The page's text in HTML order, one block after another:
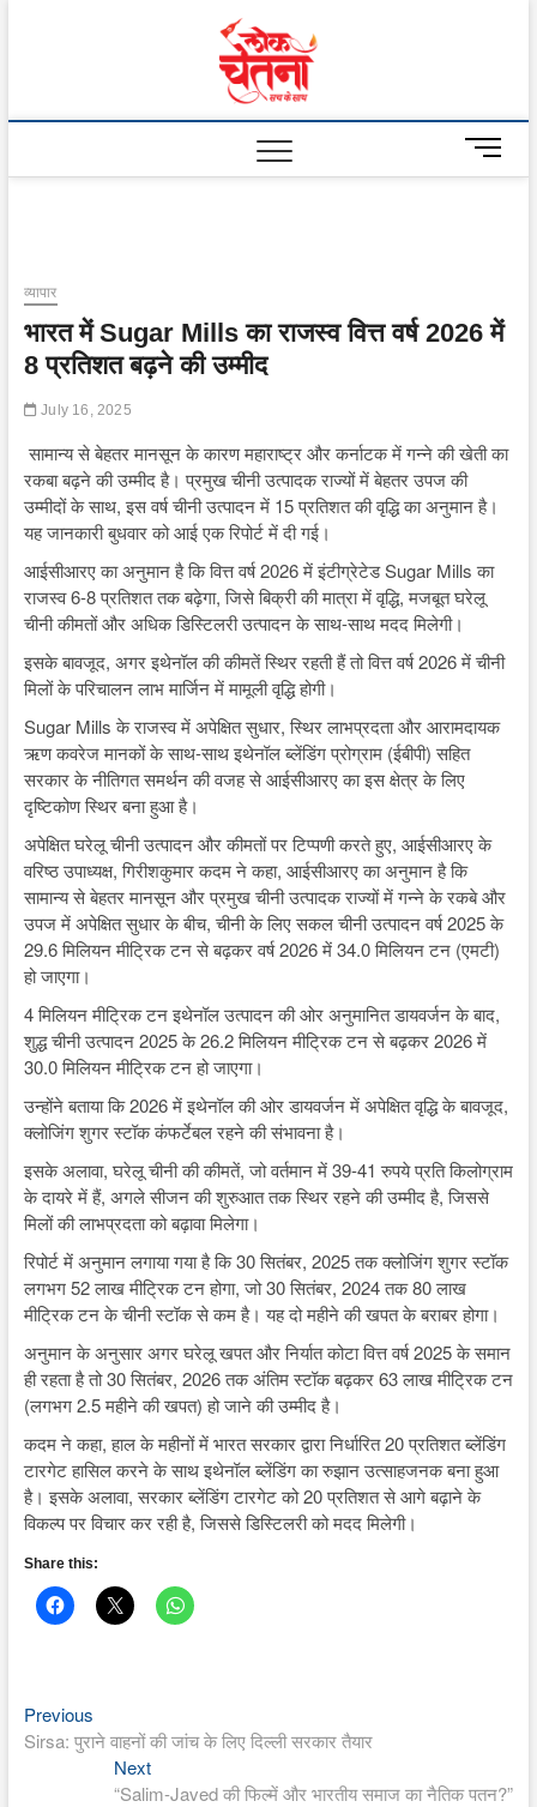
M
e
t
व्यापार
भारत में Sugar Mills का राजस्व वित्त वर्ष 2026 में
8 प्रतिशत बढ़ने की उम्मीद
July 16, 2025
सामान्य से बेहतर मानसून के कारण महाराष्ट्र और कर्नाटक में गन्ने की खेती का
रकबा बढ़ने की उम्मीद है। प्रमुख चीनी उत्पादक राज्यों में बेहतर उपज की
उम्मीदों के साथ, इस वर्ष चीनी उत्पादन में 15 प्रतिशत की वृद्धि का अनुमान है।
यह जानकारी बुधवार को आई एक रिपोर्ट में दी गई।
आईसीआरए का अनुमान है कि वित्त वर्ष 2026 में इंटीग्रेटेड Sugar Mills का
राजस्व 6-8 प्रतिशत तक बढ़ेगा, जिसे बिक्री की मात्रा में वृद्धि, मजबूत घरेलू
चीनी कीमतों और अधिक डिस्टिलरी उत्पादन के साथ-साथ मदद मिलेगी।
इसके बावजूद, अगर इथेनॉल की कीमतें स्थिर रहती हैं तो वित्त वर्ष 2026 में चीनी
मिलों के परिचालन लाभ मार्जिन में मामूली वृद्धि होगी।
Sugar Mills के राजस्व में अपेक्षित सुधार, स्थिर लाभप्रदता और आरामदायक
ऋण कवरेज मानकों के साथ-साथ इथेनॉल ब्लेंडिंग प्रोग्राम (ईबीपी) सहित
सरकार के नीतिगत समर्थन की वजह से आईसीआरए का इस क्षेत्र के लिए
दृष्टिकोण स्थिर बना हुआ है।
अपेक्षित घरेलू चीनी उत्पादन और कीमतों पर टिप्पणी करते हुए, आईसीआरए के
वरिष्ठ उपाध्यक्ष, गिरीशकुमार कदम ने कहा, आईसीआरए का अनुमान है कि
सामान्य से बेहतर मानसून और प्रमुख चीनी उत्पादक राज्यों में गन्ने के रकबे और
उपज में अपेक्षित सुधार के बीच, चीनी के लिए सकल चीनी उत्पादन वर्ष 2025 के
29.6 मिलियन मीट्रिक टन से बढ़कर वर्ष 2026 में 34.0 मिलियन टन (एमटी)
हो जाएगा।
4 मिलियन मीट्रिक टन इथेनॉल उत्पादन की ओर अनुमानित डायवर्जन के बाद,
शुद्ध चीनी उत्पादन 2025 के 26.2 मिलियन मीट्रिक टन से बढ़कर 2026 में
30.0 मिलियन मीट्रिक टन हो जाएगा।
उन्होंने बताया कि 2026 में इथेनॉल की ओर डायवर्जन में अपेक्षित वृद्धि के बावजूद,
क्लोजिंग शुगर स्टॉक कंफर्टेबल रहने की संभावना है।
इसके अलावा, घरेलू चीनी की कीमतें, जो वर्तमान में 39-41 रुपये प्रति किलोग्राम
के दायरे में हैं, अगले सीजन की शुरुआत तक स्थिर रहने की उम्मीद है, जिससे
मिलों की लाभप्रदता को बढ़ावा मिलेगा।
रिपोर्ट में अनुमान लगाया गया है कि 30 सितंबर, 2025 तक क्लोजिंग शुगर स्टॉक
लगभग 52 लाख मीट्रिक टन होगा, जो 30 सितंबर, 2024 तक 80 लाख
मीट्रिक टन के चीनी स्टॉक से कम है। यह दो महीने की खपत के बराबर होगा।
अनुमान के अनुसार अगर घरेलू खपत और निर्यात कोटा वित्त वर्ष 2025 के समान
ही रहता है तो 30 सितंबर, 2026 तक अंतिम स्टॉक बढ़कर 63 लाख मीट्रिक टन
(लगभग 2.5 महीने की खपत) हो जाने की उम्मीद है।
कदम ने कहा, हाल के महीनों में भारत सरकार द्वारा निर्धारित 20 प्रतिशत ब्लेंडिंग
टारगेट हासिल करने के साथ इथेनॉल ब्लेंडिंग का रुझान उत्साहजनक बना हुआ
है। इसके अलावा, सरकार ब्लेंडिंग टारगेट को 20 प्रतिशत से आगे बढ़ाने के
विकल्प पर विचार कर रही है, जिससे डिस्टिलरी को मदद मिलेगी।
Share this:
Post
navigation
PreviousPrevious
post:
Sirsa: पुराने वाहनों की जांच के लिए दिल्ली सरकार तैयार
NextNext
post:
“Salim-Javed की फिल्में और भारतीय समाज का नैतिक पतन?”